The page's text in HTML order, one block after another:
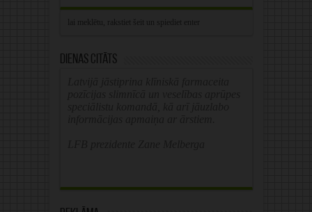
Dienas citāts